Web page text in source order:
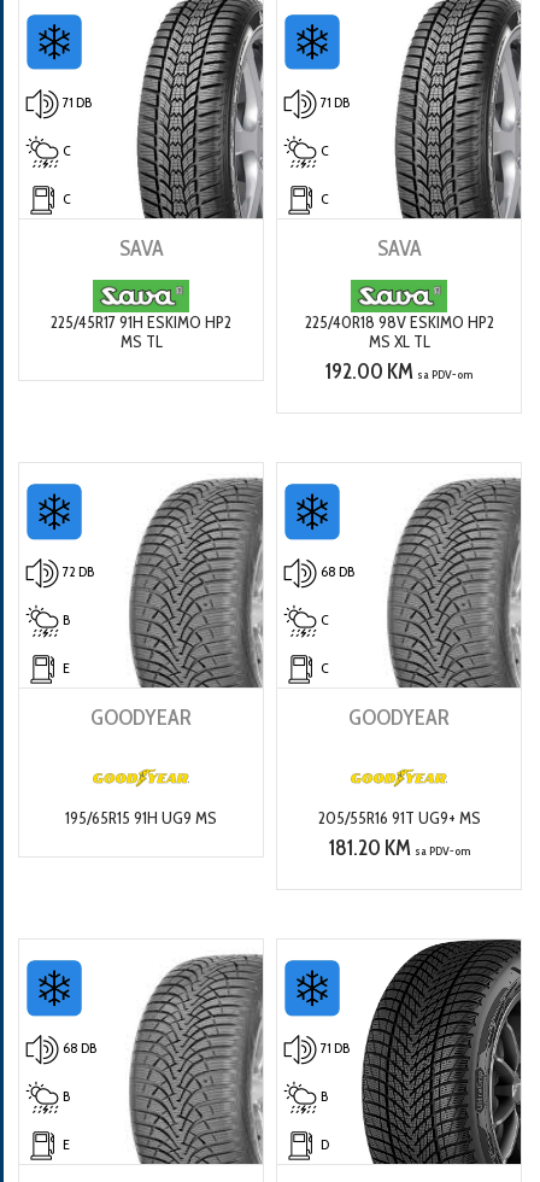
71 DB
C
C
SAVA
225/45R17 91H ESKIMO HP2
MS TL
71 DB
C
C
SAVA
225/40R18 98V ESKIMO HP2
MS XL TL
192.00 KM sa PDV-om
72 DB
B
E
GOODYEAR
195/65R15 91H UG9 MS
68 DB
C
C
GOODYEAR
205/55R16 91T UG9+ MS
181.20 KM sa PDV-om
68 DB
B
E
71 DB
B
D